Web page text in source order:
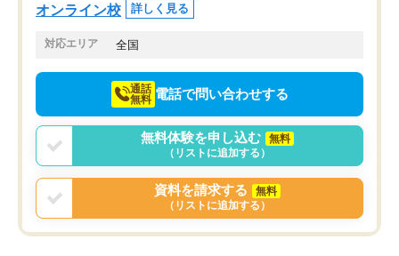
オンライン校 詳しく見る
対応エリア 全国
通話
無料 電話で問い合わせする
無料体験を申し込む
無料
（リストに追加する）
資料を請求する
無料
（リストに追加する）